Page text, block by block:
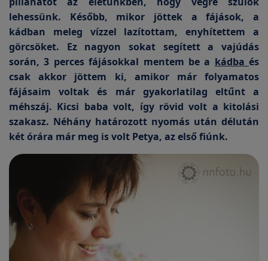
lehessünk. Később, mikor jöttek a fájások, a
kádban meleg vízzel lazítottam, enyhítettem a
görcsöket. Ez nagyon sokat segített a vajúdás
során, 3 perces fájásokkal mentem be a kádba és
csak akkor jöttem ki, amikor már folyamatos
fájásaim voltak és már gyakorlatilag eltűnt a
méhszáj. Kicsi baba volt, így rövid volt a kitolási
szakasz. Néhány határozott nyomás után délután
két órára már meg is volt Petya, az első fiúnk.